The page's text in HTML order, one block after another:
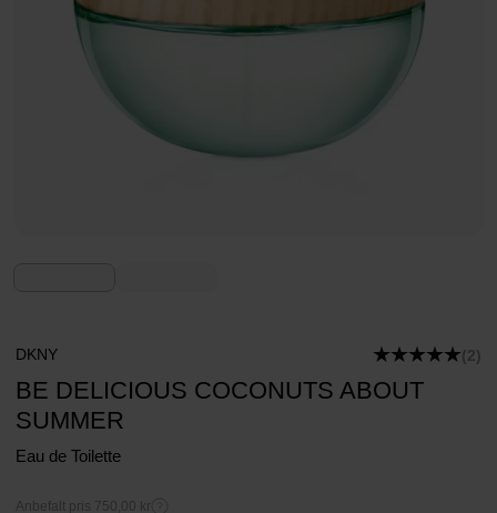
DKNY (2)
BE DELICIOUS COCONUTS ABOUT
SUMMER
Eau de Toilette
Anbefalt pris 750,00 kr